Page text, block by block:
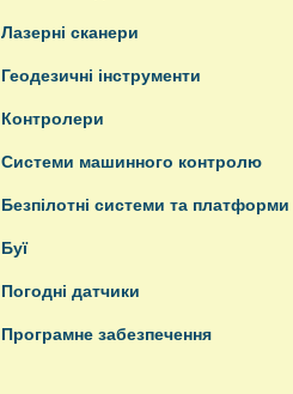
Лазерні сканери
Геодезичні інструменти
Контролери
Системи машинного контролю
Безпілотні системи та платформи
Буї
Погодні датчики
Програмне забезпечення